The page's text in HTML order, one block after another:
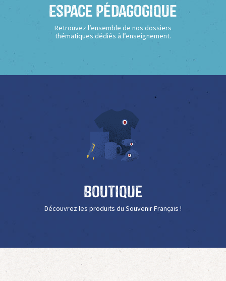
Espace Pédagogique
Retrouvez l’ensemble de nos dossiers
thématiques dédiés à l’enseignement.
Boutique
Découvrez les produits du Souvenir Français !